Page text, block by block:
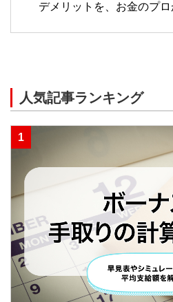
デメリットを、お金のプ
人気記事ランキング